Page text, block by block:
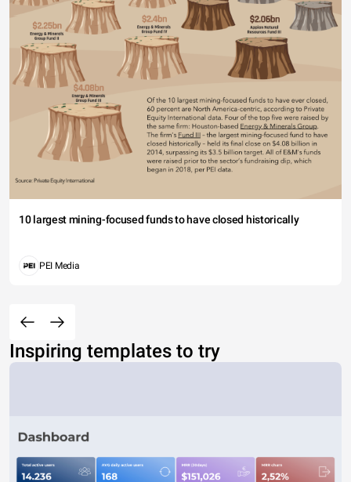
10 largest mining-focused funds to have closed historically
PEI Media
Inspiring templates to try